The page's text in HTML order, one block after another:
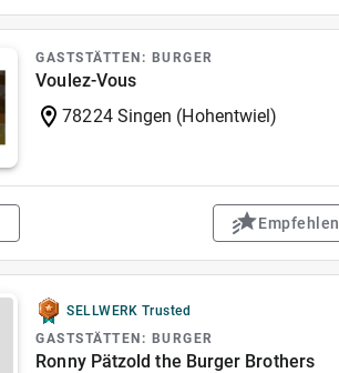
GASTSTÄTTEN: BURGER
Voulez-Vous
78224 Singen (Hohentwiel)
Empfehlen
SELLWERK Trusted
GASTSTÄTTEN: BURGER
Ronny Pätzold the Burger Brothers